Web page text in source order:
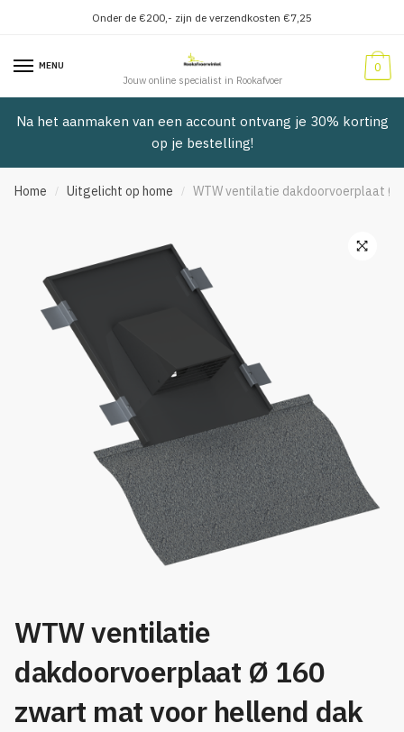
navigatie
inhoud
Onder de €200,- zijn de verzendkosten €7,25
MENU
Jouw online specialist in Rookafvoer
0
Na het aanmaken van een account ontvang je 30% korting
op je bestelling!
Home / Uitgelicht op home / WTW ventilatie dakdoorvoerplaat Ø
WTW ventilatie
dakdoorvoerplaat Ø 160
zwart mat voor hellend dak